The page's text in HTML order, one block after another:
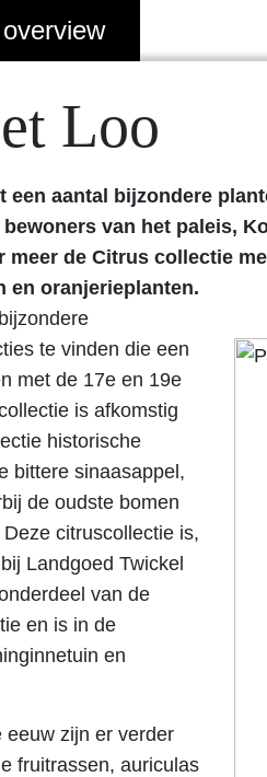
Loo
een aantal bijzondere
van het paleis,
meer de Citrus collectie
en oranjerieplanten.
te vinden die een
met de 17e en 19e
is afkomstig
historische
bittere sinaasappel,
de oudste bomen
citruscollectie is,
Landgoed Twickel
van de
en is in de
en
eeuw zijn er verder
fruitrassen, auriculas